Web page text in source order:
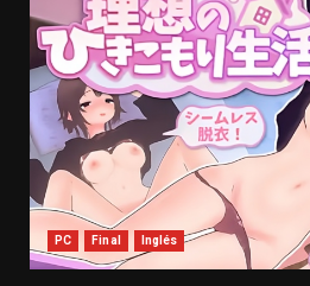
PC Final Inglés